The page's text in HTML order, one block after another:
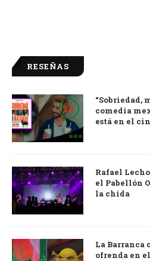
RESEÑAS
9.0
“Sobriedad,
comedia
está en el
Rafael
el Pabellón
la chida
La Barranca
ofrenda en